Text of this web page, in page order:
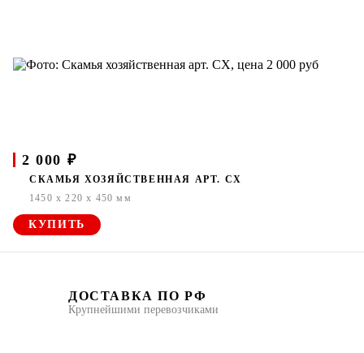
2 000 ₽
СКАМЬЯ ХОЗЯЙСТВЕННАЯ АРТ. СХ
1450 x 220 x 450 мм
КУПИТЬ
ДОСТАВКА ПО РФ
Крупнейшими перевозчиками